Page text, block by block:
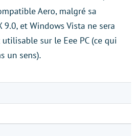
Aero, malgré sa
et Windows Vista ne sera
sur le Eee PC (ce qui
un sens).